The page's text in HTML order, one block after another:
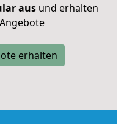
ausund erhalten
erhalten